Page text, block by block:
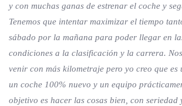
y con muchas ganas de estrenar el coche y
Tenemos que intentar maximizar el tiempo
sábado por la mañana para poder llegar en
condiciones a la clasificación y la carrera.
venir con más kilometraje pero yo creo que
un coche 100% nuevo y un equipo
objetivo es hacer las cosas bien, con